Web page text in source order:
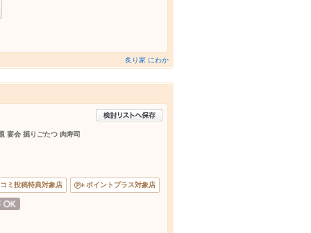
炙り家 にわか
宴会 掘りごたつ 肉寿司
ミ投稿特典対象店 ポイントプラス対象店